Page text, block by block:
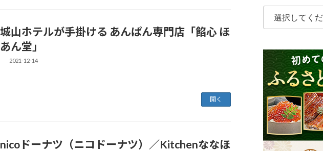
城山ホテルが手掛ける あんぱん専門店「餡心 ほ
あん堂」
2021-12-14
開く
nicoドーナツ（ニコドーナツ）／Kitchenななほ